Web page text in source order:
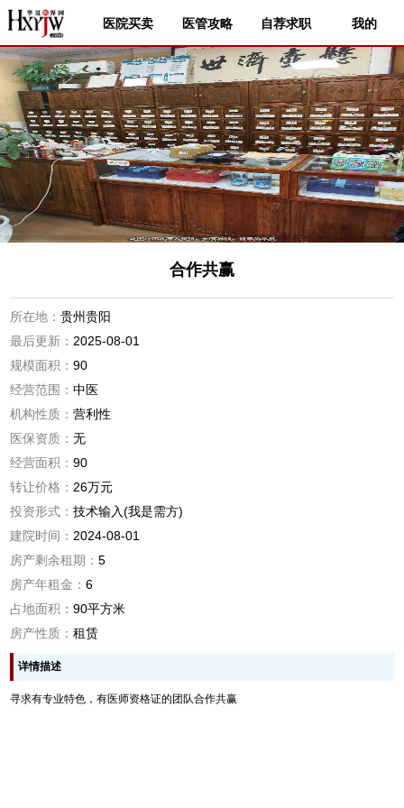
医院买卖 医管攻略 自荐求职 我的
合作共赢
所在地：贵州贵阳
最后更新： 2025-08-01
规模面积：90
经营范围：中医
机构性质：营利性
医保资质：无
经营面积：90
转让价格： 26万元
投资形式：技术输入(我是需方)
建院时间： 2024-08-01
房产剩余租期：5
房产年租金：6
占地面积：90平方米
房产性质：租赁
详情描述
寻求有专业特色，有医师资格证的团队合作共赢